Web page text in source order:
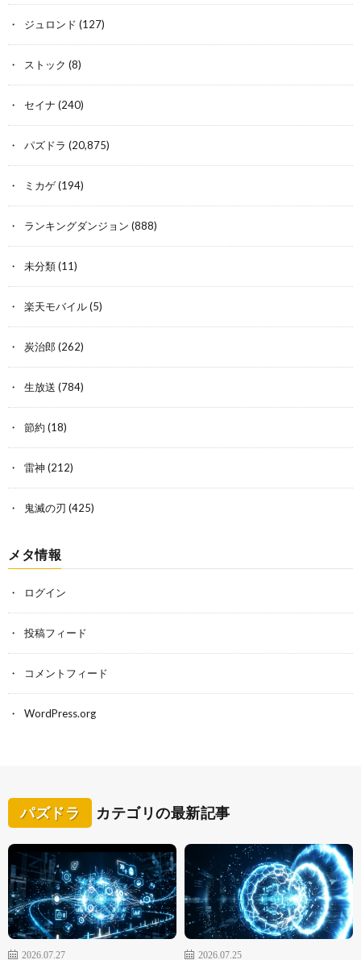
ジュロンド (127)
ストック (8)
セイナ (240)
パズドラ (20,875)
ミカゲ(194)
ランキングダンジョン (888)
未分類(11)
楽天モバイル(5)
炭治郎 (262)
生放送 (784)
節約 (18)
雷神 (212)
鬼滅の刃 (425)
メタ情報
ログイン
投稿フィード
コメントフィード
WordPress.org
パズドラ カテゴリの最新記事
2026.07.27
2026.07.25